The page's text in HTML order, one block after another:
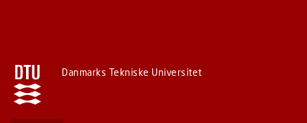
Danmarks Tekniske Universitet